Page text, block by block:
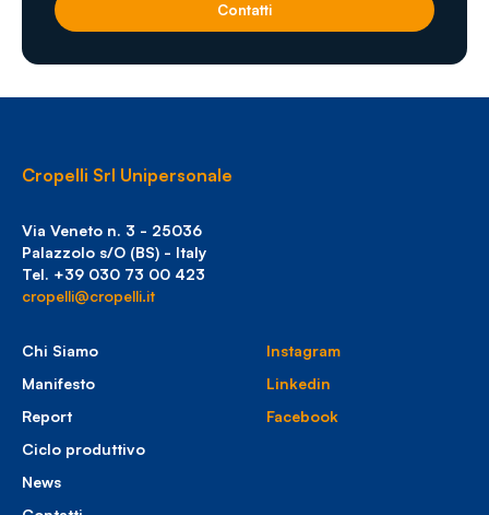
Contatti
Cropelli Srl Unipersonale
Via Veneto n. 3 - 25036
Palazzolo s/O (BS) - Italy
Tel. +39 030 73 00 423
cropelli@cropelli.it
Chi Siamo
Manifesto
Report
Ciclo produttivo
News
Instagram
Linkedin
Facebook